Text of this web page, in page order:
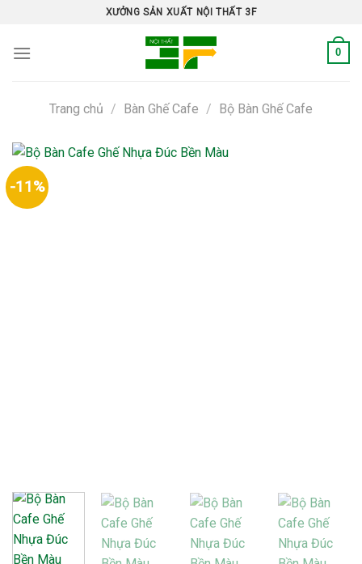
content
XƯỞNG SẢN XUẤT NỘI THẤT 3F
0
Trang chủ / Bàn Ghế Cafe / Bộ Bàn Ghế Cafe
-11%